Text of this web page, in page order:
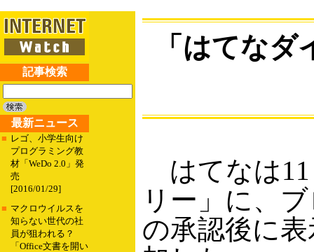
記事検索
最新ニュース
■ レゴ、小学生向け
プログラミング教
材「WeDo 2.0」発
売
[2016/01/29]
■ マクロウイルスを
知らない世代の社
員が狙われる？
「Office文書を開い
「はてな
はてなは11
リー」に、
の承認後に